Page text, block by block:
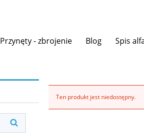
Przynęty - zbrojenie Blog Spis
Ten produkt jest niedostępny.